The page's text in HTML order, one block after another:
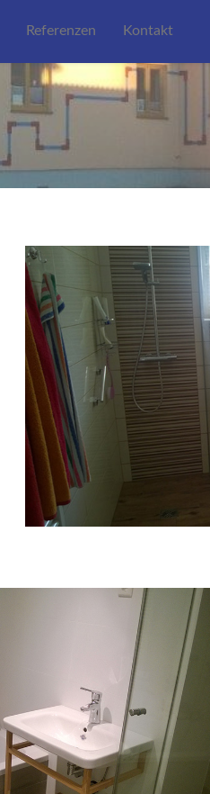
Referenzen Kontakt